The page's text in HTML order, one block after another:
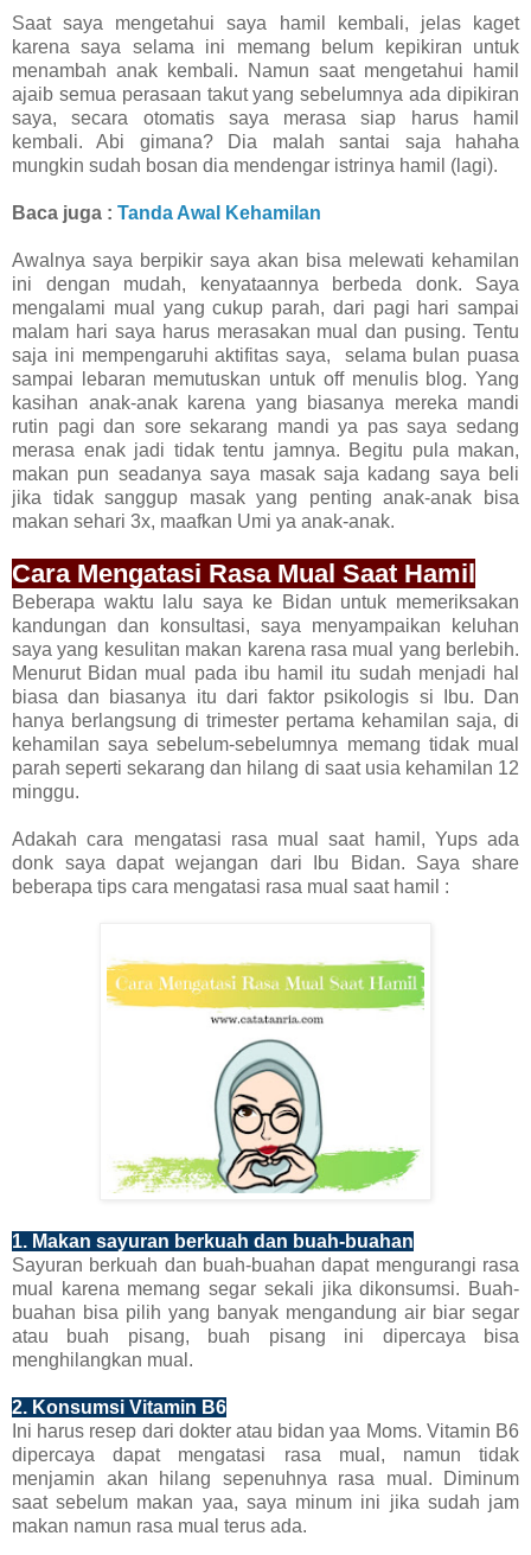
Saat saya mengetahui saya hamil kembali, jelas kaget
karena saya selama ini memang belum kepikiran untuk
menambah anak kembali. Namun saat mengetahui hamil
ajaib semua perasaan takut yang sebelumnya ada dipikiran
saya, secara otomatis saya merasa siap harus hamil
kembali. Abi gimana? Dia malah santai saja hahaha
mungkin sudah bosan dia mendengar istrinya hamil (lagi).
Baca juga : Tanda Awal Kehamilan
Awalnya saya berpikir saya akan bisa melewati kehamilan
ini dengan mudah, kenyataannya berbeda donk. Saya
mengalami mual yang cukup parah, dari pagi hari sampai
malam hari saya harus merasakan mual dan pusing. Tentu
saja ini mempengaruhi aktifitas saya, selama bulan puasa
sampai lebaran memutuskan untuk off menulis blog. Yang
kasihan anak-anak karena yang biasanya mereka mandi
rutin pagi dan sore sekarang mandi ya pas saya sedang
merasa enak jadi tidak tentu jamnya. Begitu pula makan,
makan pun seadanya saya masak saja kadang saya beli
jika tidak sanggup masak yang penting anak-anak bisa
makan sehari 3x, maafkan Umi ya anak-anak.
Cara Mengatasi Rasa Mual Saat Hamil
Beberapa waktu lalu saya ke Bidan untuk memeriksakan
kandungan dan konsultasi, saya menyampaikan keluhan
saya yang kesulitan makan karena rasa mual yang berlebih.
Menurut Bidan mual pada ibu hamil itu sudah menjadi hal
biasa dan biasanya itu dari faktor psikologis si Ibu. Dan
hanya berlangsung di trimester pertama kehamilan saja, di
kehamilan saya sebelum-sebelumnya memang tidak mual
parah seperti sekarang dan hilang di saat usia kehamilan 12
minggu.
Adakah cara mengatasi rasa mual saat hamil, Yups ada
donk saya dapat wejangan dari Ibu Bidan. Saya share
beberapa tips cara mengatasi rasa mual saat hamil :
1. Makan sayuran berkuah dan buah-buahan
Sayuran berkuah dan buah-buahan dapat mengurangi rasa
mual karena memang segar sekali jika dikonsumsi. Buah-
buahan bisa pilih yang banyak mengandung air biar segar
atau buah pisang, buah pisang ini dipercaya bisa
menghilangkan mual.
2. Konsumsi Vitamin B6
Ini harus resep dari dokter atau bidan yaa Moms. Vitamin B6
dipercaya dapat mengatasi rasa mual, namun tidak
menjamin akan hilang sepenuhnya rasa mual. Diminum
saat sebelum makan yaa, saya minum ini jika sudah jam
makan namun rasa mual terus ada.